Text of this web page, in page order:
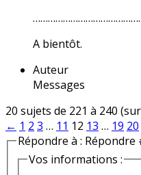
A bientôt.
Auteur
Messages
20 sujets de 221 à 240
← 1 2 3 … 11 12 13 … 19 20
Répondre à :
Vos informations :